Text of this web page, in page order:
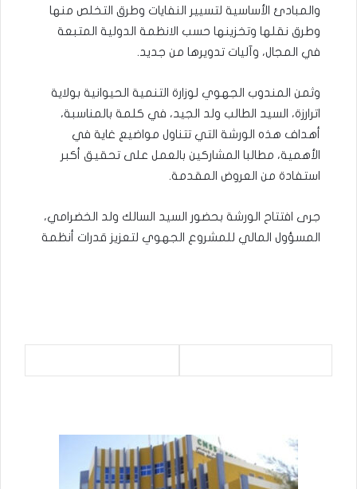
والمبادئ الأساسية لتسيير النفايات وطرق التخلص منها
وطرق نقلها وتخزينها حسب الانظمة الدولية المتبعة
في المجال، وآليات تدويرها من جديد.
وثمن المندوب الجهوي لوزارة التنمية الحيوانية بولاية
اترارزة، السيد الطالب ولد الجيد، في كلمة بالمناسبة،
أهداف هذه الورشة التي تتناول مواضيع غاية في
الأهمية، مطالبا المشاركين بالعمل على تحقيق أكبر
استفادة من العروض المقدمة.
جرى افتتاح الورشة بحضور السيد السالك ولد الخضرامي،
المسؤول المالي للمشروع الجهوي لتعزيز قدرات أنظمة